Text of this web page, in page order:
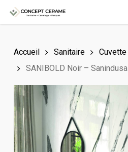
Skip
to
contentAccueil Sanitaire Cuvette
SANIBOLD Noir – Sanindusa